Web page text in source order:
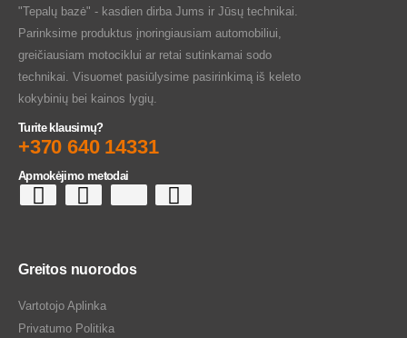
"Tepalų bazė" - kasdien dirba Jums ir Jūsų technikai.
Parinksime produktus įnoringiausiam automobiliui,
greičiausiam motociklui ar retai sutinkamai sodo
technikai. Visuomet pasiūlysime pasirinkimą iš keleto
kokybinių bei kainos lygių.
Turite klausimų?
+370 640 14331
Apmokėjimo metodai
Greitos nuorodos
Vartotojo Aplinka
Privatumo Politika